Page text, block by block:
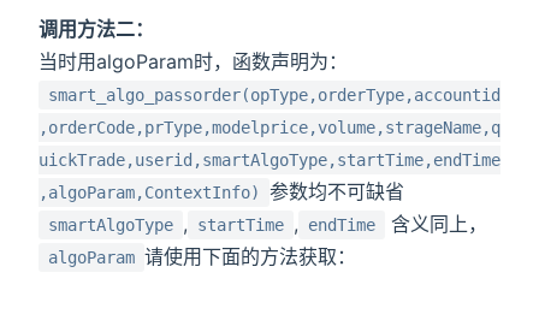
调用方法二：
当时用algoParam时，函数声明为：
smart_algo_passorder(opType,orderType,accountid
,orderCode,prType,modelprice,volume,strageName,q
uickTrade,userid,smartAlgoType,startTime,endTime
,algoParam,ContextInfo)
参数均不可缺省
smartAlgoType , startTime , endTime 含义同上，
algoParam 请使用下面的方法获取：